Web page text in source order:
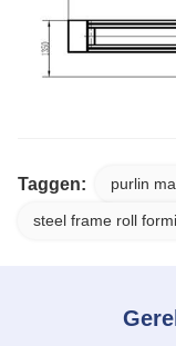
Taggen: purlin
steel frame roll